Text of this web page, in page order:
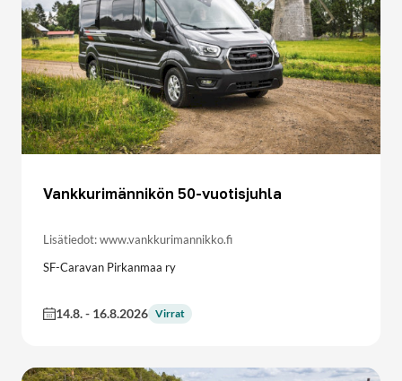
Vankkurimännikön 50-vuotisjuhla
Lisätiedot: www.vankkurimannikko.fi
SF-Caravan Pirkanmaa ry
14.8.- 16.8.2026 Virrat